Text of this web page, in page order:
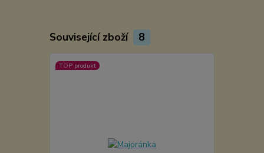
Související zboží 8
TOP produkt